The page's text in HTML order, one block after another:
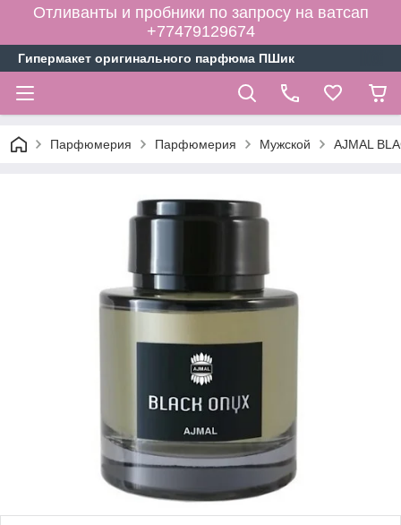
Отливанты и пробники по запросу на ватсап
+77479129674
Гипермакет оригинального парфюма ПШик
Парфюмерия Парфюмерия Мужской AJMAL